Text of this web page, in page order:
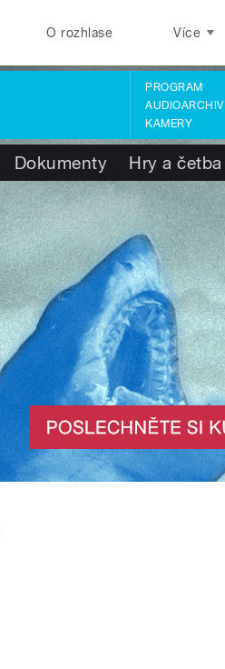
O rozhlase Více
PROGRAM
AUDIOARCHIV
KAMERY
Dokumenty Hry a četba